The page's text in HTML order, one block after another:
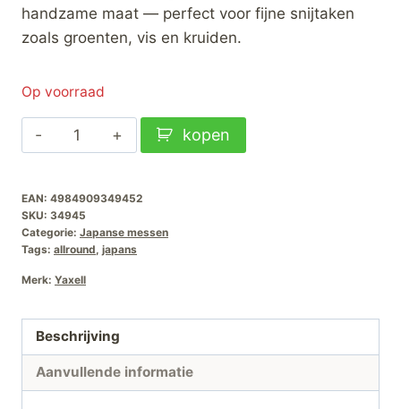
handzame maat — perfect voor fijne snijtaken
zoals groenten, vis en kruiden.
Op voorraad
Yaxell
Ketu
14.5cm
aantal
kopen
EAN: 4984909349452
SKU: 34945
Categorie: Japanse messen
Tags: allround, japans
Merk: Yaxell
Beschrijving
Aanvullende informatie